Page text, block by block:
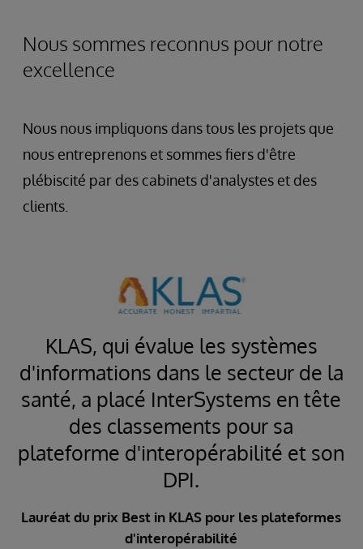
Nous sommes reconnus pour notre
excellence
Nous nous impliquons dans tous les projets que
nous entreprenons et sommes fiers d'être
plébiscité par des cabinets d'analystes et des
clients.
KLAS, qui évalue les systèmes
d'informations dans le secteur de la
santé, a placé InterSystems en tête
des classements pour sa
plateforme d'interopérabilité et son
DPI.
Lauréat du prix Best in KLAS pour les plateformes
d'interopérabilité